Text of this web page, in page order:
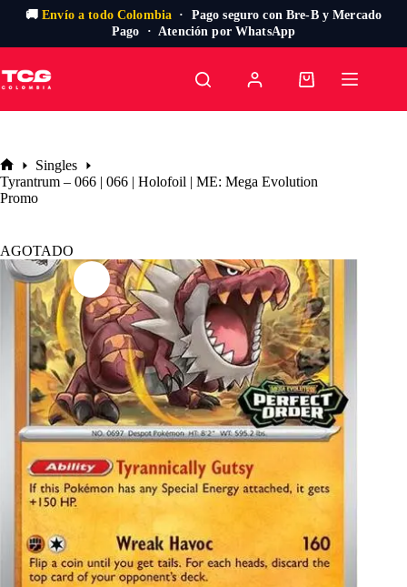
🚚Envío a todo Colombia · Pago seguro con Bre-B y Mercado
Pago · Atención por WhatsApp
al
contenido
Carro
Inicio
Singles
Tyrantrum – 066 | 066 | Holofoil | ME: Mega Evolution
Promo
AGOTADO